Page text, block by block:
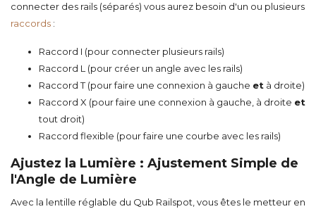
connecter des rails (séparés) vous aurez besoin d'un ou plusieurs
raccords :
Raccord I (pour connecter plusieurs rails)
Raccord L (pour créer un angle avec les rails)
Raccord T(pour faire une connexion à gauche et à droite)
Raccord X (pour faire une connexion à gauche, à droite et
tout droit)
Raccord flexible (pour faire une courbe avec les rails)
Ajustez la Lumière : Ajustement Simple de
l'Angle de Lumière
Avec la lentille réglable du Qub Railspot, vous êtes le metteur en